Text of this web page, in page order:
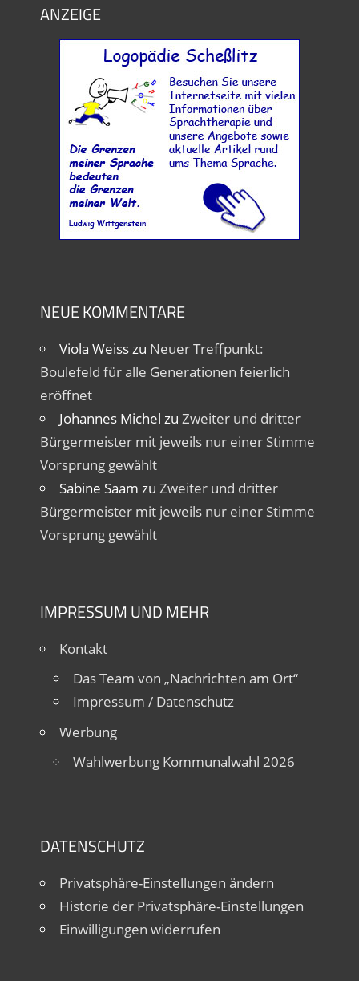
ANZEIGE
NEUE KOMMENTARE
Viola Weisszu Neuer Treffpunkt:
Boulefeld für alle Generationen feierlich
eröffnet
Johannes Michel zu Zweiter und dritter
Bürgermeister mit jeweils nur einer Stimme
Vorsprung gewählt
Sabine Saam zu Zweiter und dritter
Bürgermeister mit jeweils nur einer Stimme
Vorsprung gewählt
IMPRESSUM UND MEHR
Kontakt
Das Team von „Nachrichten am Ort“
Impressum / Datenschutz
Werbung
Wahlwerbung Kommunalwahl 2026
DATENSCHUTZ
Privatsphäre-Einstellungen ändern
Historie der Privatsphäre-Einstellungen
Einwilligungen widerrufen